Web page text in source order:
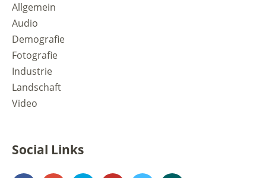
Allgemein
Audio
Demografie
Fotografie
Industrie
Landschaft
Video
Social Links